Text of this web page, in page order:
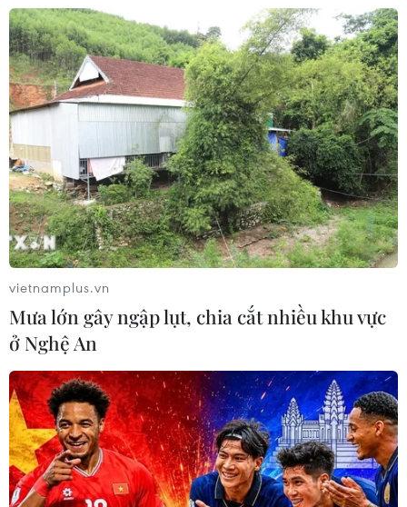
vietnamplus.vn
Mưa lớn gây ngập lụt, chia cắt nhiều khu vực
ở Nghệ An